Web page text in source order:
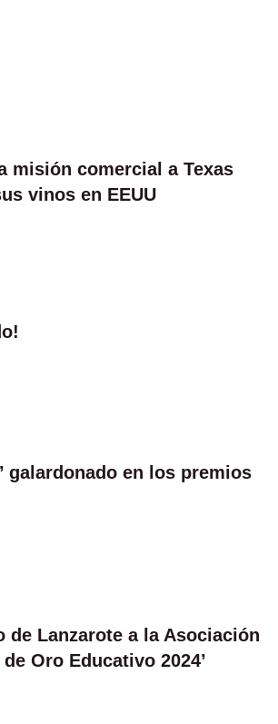
misión comercial a Texas
vinos en EEUU
galardonado en los premios
Lanzarote a la Asociación
Oro Educativo 2024’